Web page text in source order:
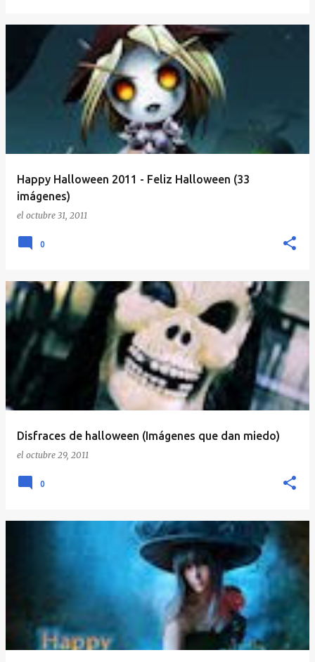
Happy Halloween 2011 - Feliz Halloween (33
imágenes)
el octubre 31, 2011
0
Disfraces de halloween (Imágenes que dan miedo)
el octubre 29, 2011
0